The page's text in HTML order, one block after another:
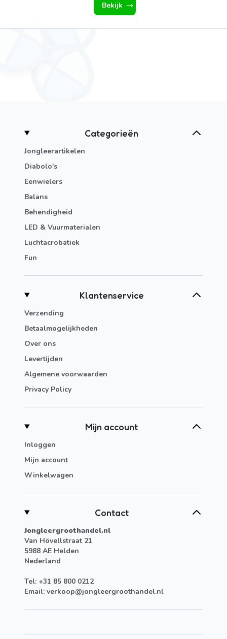
Bekijk
Categorieën
Jongleerartikelen
Diabolo's
Eenwielers
Balans
Behendigheid
LED & Vuurmaterialen
Luchtacrobatiek
Fun
Klantenservice
Verzending
Betaalmogelijkheden
Over ons
Levertijden
Algemene voorwaarden
Privacy Policy
Mijn account
Inloggen
Mijn account
Winkelwagen
Contact
Jongleergroothandel.nl
Van Hövellstraat 21
5988 AE Helden
Nederland
Tel: +31 85 800 0212
Email: verkoop@jongleergroothandel.nl